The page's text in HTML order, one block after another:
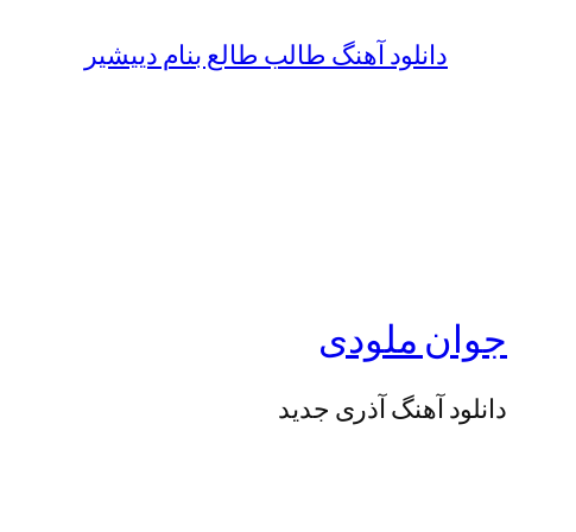
دانلود آهنگ طالب طالع بنام دییشیر
جوان ملودی
دانلود آهنگ آذری جدید